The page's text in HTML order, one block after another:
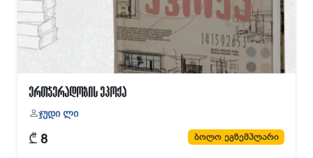
ერთჯერადობის ეპოქა
ჯუდი ლი
₾ 8 ბოლო ეგზემპლარი